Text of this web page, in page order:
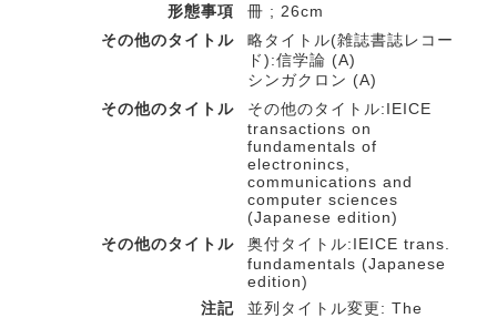
形態事項
冊 ; 26cm
その他のタイトル
略タイトル(雑誌書誌レコー
ド):信学論 (A)
シンガクロン (A)
その他のタイトル
その他のタイトル:IEICE
transactions on
fundamentals of
electronincs,
communications and
computer sciences
(Japanese edition)
その他のタイトル
奥付タイトル:IEICE trans.
fundamentals (Japanese
edition)
注記
並列タイトル変更: The